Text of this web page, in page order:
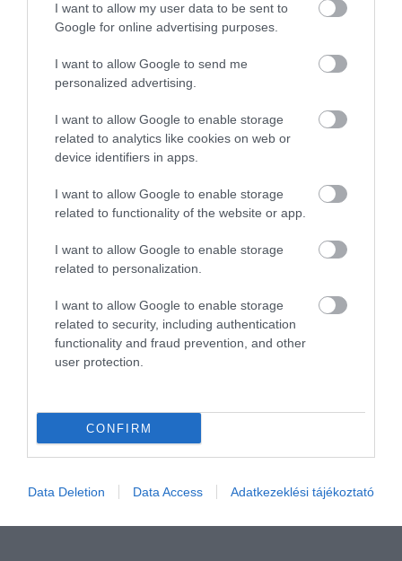
I want to allow my user data to be sent to
Google for online advertising purposes.
I want to allow Google to send me
personalized advertising.
I want to allow Google to enable storage
related to analytics like cookies on web or
device identifiers in apps.
I want to allow Google to enable storage
related to functionality of the website or app.
I want to allow Google to enable storage
related to personalization.
I want to allow Google to enable storage
related to security, including authentication
functionality and fraud prevention, and other
user protection.
CONFIRM
Data Deletion Data Access Adatkezeklési tájékoztató
BUDAPEST BUDAPEST AIRPORT EMIRATES
KARANTÉN KORONAVÍRUS KÍNA
MAGYARORSZÁG MAGYARUL MISKOLC MTÜ MÁLTA
ÚJRANYITÁS